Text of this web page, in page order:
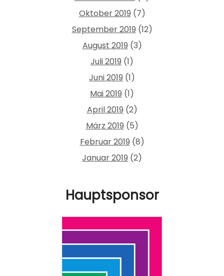
Oktober 2019 (7)
September 2019 (12)
August 2019 (3)
Juli 2019 (1)
Juni 2019 (1)
Mai 2019 (1)
April 2019 (2)
März 2019 (5)
Februar 2019 (8)
Januar 2019 (2)
Hauptsponsor